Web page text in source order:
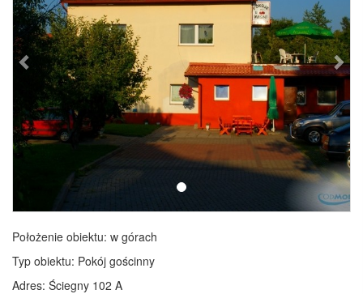
Położenie obiektu: w górach
Typ obiektu: Pokój gościnny
Adres: Ściegny 102 A